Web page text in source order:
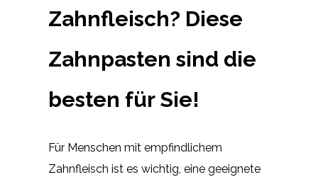
Zahnfleisch? Diese
Zahnpasten sind die
besten für Sie!
Für Menschen mit empfindlichem
Zahnfleisch ist es wichtig, eine geeignete